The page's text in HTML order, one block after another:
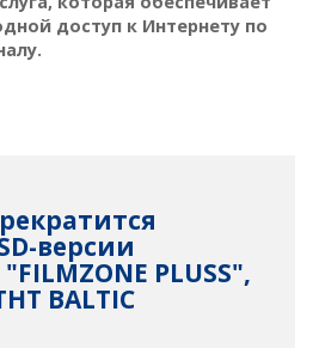
доступ к Интернету по
версии
PLUSS",
BALTIC